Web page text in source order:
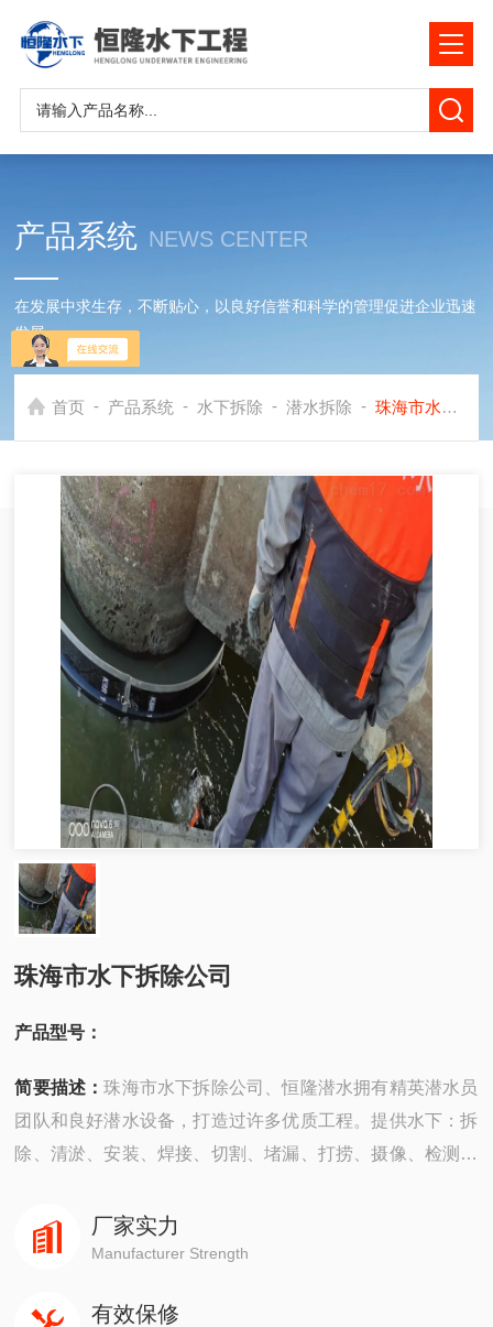
产品系统 NEWS CENTER
在发展中求生存，不断贴心，以良好信誉和科学的管理促进企业迅速
发展
首页 - 产品系统 - 水下拆除 - 潜水拆除 - 珠海市水下拆除公司
珠海市水下拆除公司
产品型号：
简要描述：珠海市水下拆除公司、恒隆潜水拥有精英潜水员
团队和良好潜水设备，打造过许多优质工程。提供水下：拆
除、清淤、安装、焊接、切割、堵漏、打捞、摄像、检测、
程，有着严密的安全组织机构，*的质量保证体系，严格的
安全措施，并以高质量快速度、守信誉而深受广大业主企业
厂家实力
Manufacturer Strength
有效保修